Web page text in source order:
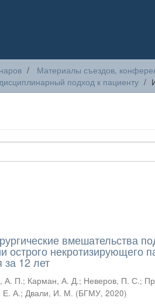
Материалы съездов,
подход к пациенту
вмешательства
острого некротизирующего
за 12 лет
А. П.; Карман, А. Д.; Неверов, П. С.;
Е. А.;Двали, И. М. (БГМУ,2020)